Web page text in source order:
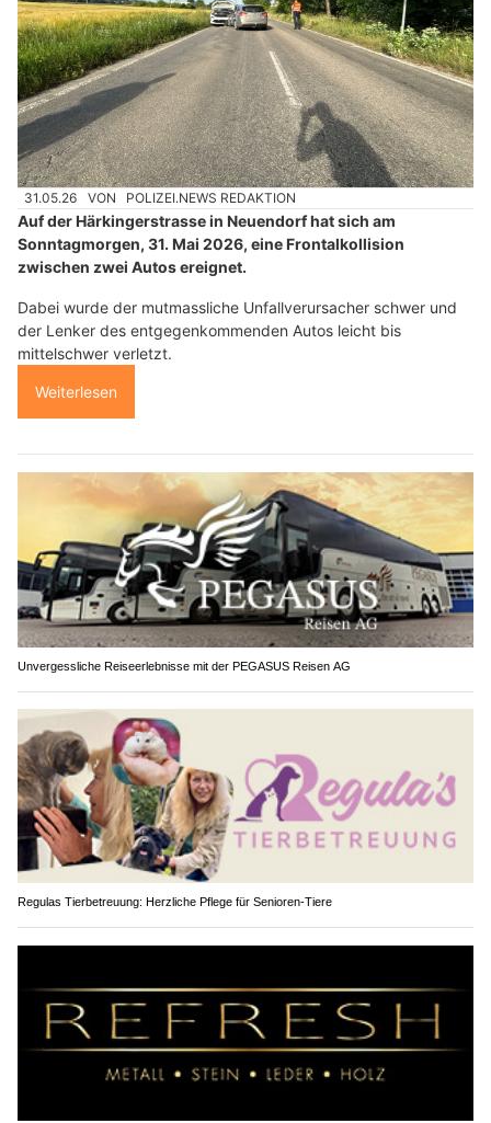
31.05.26 VON POLIZEI.NEWS REDAKTION
Auf der Härkingerstrasse in Neuendorf hat sich am
Sonntagmorgen, 31. Mai 2026, eine Frontalkollision
zwischen zwei Autos ereignet.
Dabei wurde der mutmassliche Unfallverursacher schwer und
der Lenker des entgegenkommenden Autos leicht bis
mittelschwer verletzt.
Weiterlesen
Unvergessliche Reiseerlebnisse mit der PEGASUS Reisen AG
Regulas Tierbetreuung: Herzliche Pflege für Senioren-Tiere